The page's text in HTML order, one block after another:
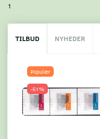
1
TILBUD NYHEDER
Populær
-51%